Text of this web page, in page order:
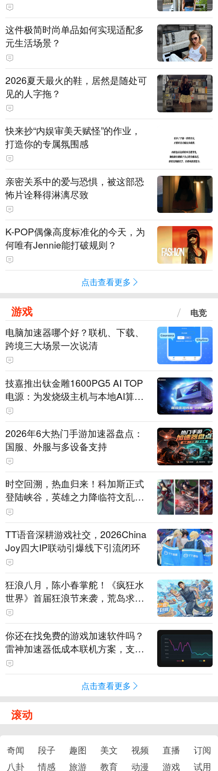
这件极简时尚单品如何实现适配多
元生活场景？
2026夏天最火的鞋，居然是随处可
见的人字拖？
快来抄“内娱审美天赋怪”的作业，
打造你的专属氛围感
亲密关系中的爱与恐惧，被这部恐
怖片诠释得淋漓尽致
K-POP偶像高度标准化的今天，为
何唯有Jennie能打破规则？
点击查看更多
游戏 电竞
电脑加速器哪个好？联机、下载、
跨境三大场景一次说清
技嘉推出钛金雕1600PG5 AI TOP
电源：为发烧级主机与本地AI算力
打造旗舰供电方案
2026年6大热门手游加速器盘点：
国服、外服与多设备支持
时空回溯，热血归来！科加斯正式
登陆峡谷，英雄之力降临符文乱
斗！
TT语音深耕游戏社交，2026China
Joy四大IP联动引爆线下引流闭环
狂浪八月，陈小春掌舵！《疯狂水
世界》首届狂浪节来袭，荒岛求生
直播即将开启
你还在找免费的游戏加速软件吗？
雷神加速器低成本联机方案，支持
免费试用
点击查看更多
滚动
奇闻 段子 趣图 美文 视频 直播
订阅
八卦
情感 旅游 教育 动漫 游戏 试用